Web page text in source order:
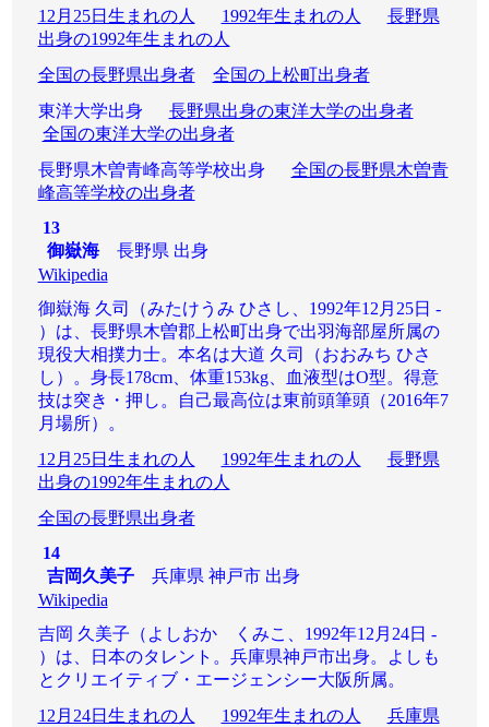
12月25日生まれの人
1992年生まれの人
長野県
出身の1992年生まれの人
全国の長野県出身者
全国の上松町出身者
東洋大学出身 長野県出身の東洋大学の出身者
全国の東洋大学の出身者
長野県木曽青峰高等学校出身 全国の長野県木曽青
峰高等学校の出身者
13
御嶽海長野県 出身
Wikipedia
御嶽海 久司（みたけうみ ひさし、1992年12月25日 -
）は、長野県木曽郡上松町出身で出羽海部屋所属の
現役大相撲力士。本名は大道 久司（おおみち ひさ
し）。身長178cm、体重153kg、血液型はO型。得意
技は突き・押し。自己最高位は東前頭筆頭（2016年7
月場所）。
12月25日生まれの人
1992年生まれの人
長野県
出身の1992年生まれの人
全国の長野県出身者
14
吉岡久美子兵庫県 神戸市 出身
Wikipedia
吉岡 久美子（よしおか くみこ、1992年12月24日 -
）は、日本のタレント。兵庫県神戸市出身。よしも
とクリエイティブ・エージェンシー大阪所属。
12月24日生まれの人
1992年生まれの人
兵庫県